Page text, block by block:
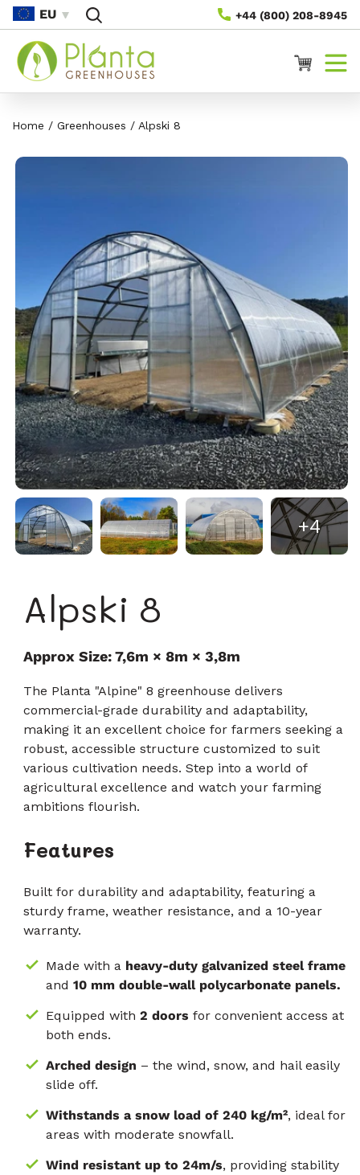
Na
Vsebino
+44 (800) 208-8945
EU
Voziček
Home / Greenhouses / Alpski 8
+4
Alpski 8
Approx Size: 7,6m × 8m × 3,8m
The Planta "Alpine" 8 greenhouse delivers
commercial-grade durability and adaptability,
making it an excellent choice for farmers seeking a
robust, accessible structure customized to suit
various cultivation needs. Step into a world of
agricultural excellence and watch your farming
ambitions flourish.
Features
Built for durability and adaptability, featuring a
sturdy frame, weather resistance, and a 10-year
warranty.
Made with a heavy-duty galvanized steel frame
and 10 mm double-wall polycarbonate panels.
Equipped with 2 doors for convenient access at
both ends.
Arched design – the wind, snow, and hail easily
slide off.
Withstands a snow load of 240 kg/m², ideal for
areas with moderate snowfall.
Wind resistant up to 24m/s, providing stability